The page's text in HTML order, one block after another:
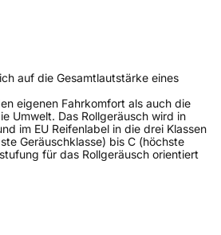
auf die Gesamtlautstärke eines
eigenen Fahrkomfort als auch die
Umwelt. Das Rollgeräusch wird in
im EU Reifenlabel in die drei Klassen
Geräuschklasse) bis C (höchste
für das Rollgeräusch orientiert